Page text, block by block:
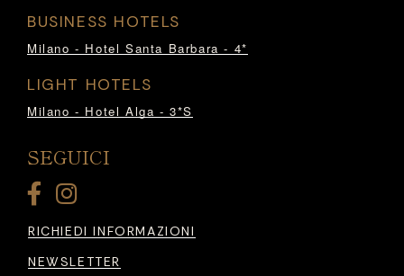
BUSINESS HOTELS
Milano - Hotel Santa Barbara - 4*
LIGHT HOTELS
Milano - Hotel Alga - 3*S
SEGUICI
RICHIEDI INFORMAZIONI
NEWSLETTER